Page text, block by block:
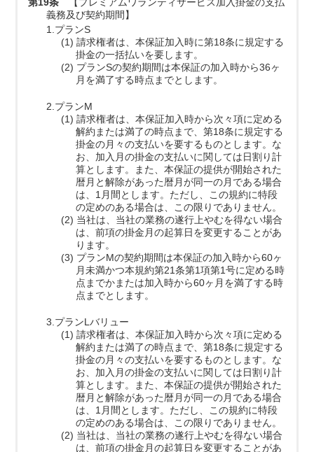
義務及び契約期間】
1.プランS
(1) 請求権者は、本保証加入時に第18条に規定する
掛金の一括払いを要します。
(2) プランSの契約期間は本保証の加入時から36ヶ
月を満了する時点までとします。
2.プランM
(1) 請求権者は、本保証加入時から次々項に定める
解約または満了の時点まで、第18条に規定する
掛金の月々の支払いを要するものとします。な
お、加入月の掛金の支払いに関しては日割り計
算とします。また、本保証の提供が開始された
暦月と解除があった暦月が同一の月である場合
は、1月間とします。ただし、この規約に特段
の定めのある場合は、この限りでありません。
(2) 当社は、当社の業務の遂行上やむを得ない場合
は、前項の掛金月の起算日を変更することがあ
ります。
(3) プランMの契約期間は本保証の加入時から60ヶ
月未満かつ本規約第21条第1項第1号に定める時
点までかまたは加入時から60ヶ月を満了する時
点までとします。
3.プランLバリュー
(1) 請求権者は、本保証加入時から次々項に定める
解約または満了の時点まで、第18条に規定する
掛金の月々の支払いを要するものとします。な
お、加入月の掛金の支払いに関しては日割り計
算とします。また、本保証の提供が開始された
暦月と解除があった暦月が同一の月である場合
は、1月間とします。ただし、この規約に特段
の定めのある場合は、この限りでありません。
(2) 当社は、当社の業務の遂行上やむを得ない場合
は、前項の掛金月の起算日を変更することがあ